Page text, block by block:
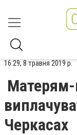
16:29, 8 травня 2019 р.
Матерям-
Черкасах